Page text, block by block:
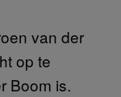
van der
op te
Boom is.